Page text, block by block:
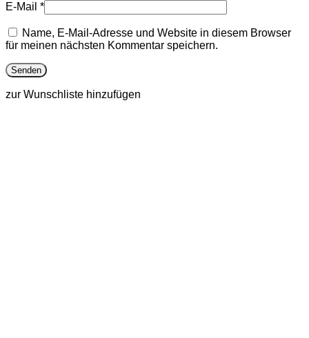
E-Mail *
Name, E-Mail-Adresse und Website in diesem Browser
für meinen nächsten Kommentar speichern.
zur Wunschliste hinzufügen